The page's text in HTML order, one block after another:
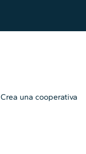
Crea una cooperativa